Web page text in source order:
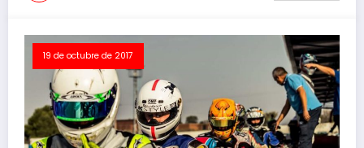
19 de octubre de 2017